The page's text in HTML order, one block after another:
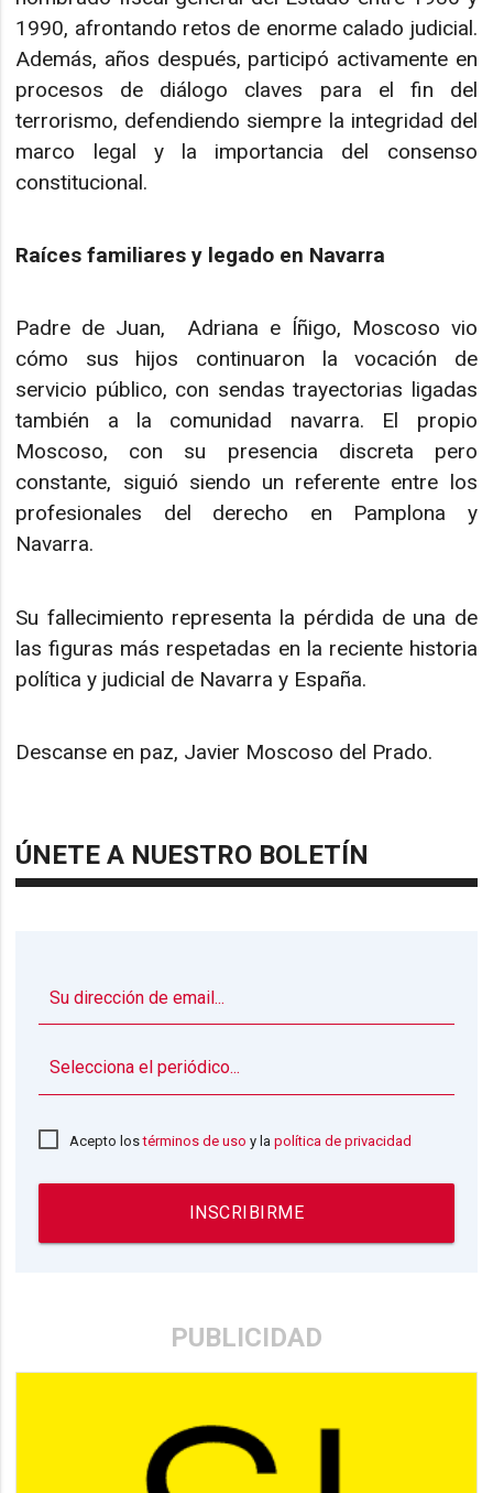
1990, afrontando retos de enorme calado judicial.
Además, años después, participó activamente en
procesos de diálogo claves para el fin del
terrorismo, defendiendo siempre la integridad del
marco legal y la importancia del consenso
constitucional.
Raíces familiares y legado en Navarra
Padre de Juan, Adriana e Íñigo, Moscoso vio
cómo sus hijos continuaron la vocación de
servicio público, con sendas trayectorias ligadas
también a la comunidad navarra. El propio
Moscoso, con su presencia discreta pero
constante, siguió siendo un referente entre los
profesionales del derecho en Pamplona y
Navarra.
Su fallecimiento representa la pérdida de una de
las figuras más respetadas en la reciente historia
política y judicial de Navarra y España.
Descanse en paz, Javier Moscoso del Prado.
ÚNETE A NUESTRO BOLETÍN
Acepto lostérminos de uso y lapolítica de privacidad
INSCRIBIRME
PUBLICIDAD